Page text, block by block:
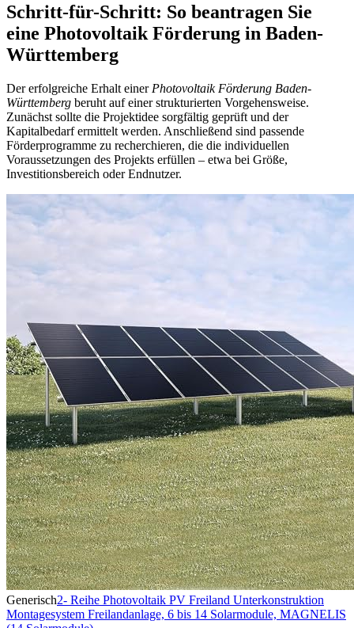
Schritt-für-Schritt: So beantragen Sie
eine Photovoltaik Förderung in Baden-
Württemberg
Der erfolgreiche Erhalt einer Photovoltaik Förderung Baden-
Württemberg beruht auf einer strukturierten Vorgehensweise.
Zunächst sollte die Projektidee sorgfältig geprüft und der
Kapitalbedarf ermittelt werden. Anschließend sind passende
Förderprogramme zu recherchieren, die die individuellen
Voraussetzungen des Projekts erfüllen – etwa bei Größe,
Investitionsbereich oder Endnutzer.
Generisch2- Reihe Photovoltaik PV Freiland Unterkonstruktion
Montagesystem Freilandanlage, 6 bis 14 Solarmodule, MAGNELIS